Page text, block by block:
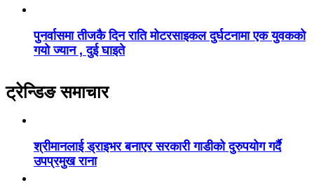
पुनर्वासमा तीजकै दिन राति मोटरसाइकल दुर्घटनामा एक युवकको
गयो ज्यान , दुई घाइते
ट्रेन्डिङ समाचार
श्रीमानलाई ड्राइभर बनाएर सरकारी गाडीको दुरुपयोग गर्दै
उपप्रमुख राना